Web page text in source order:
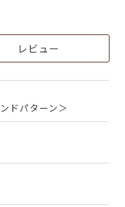
レビュー
ドパターン＞